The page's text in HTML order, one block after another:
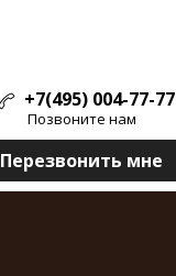
+7(495) 004-77-77
Позвоните нам
Перезвонить мне